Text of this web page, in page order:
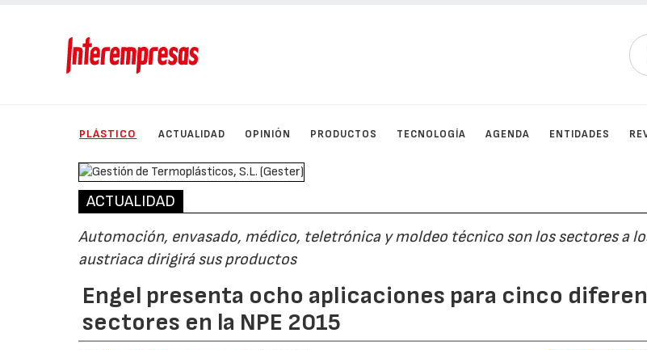
PLÁSTICO ACTUALIDAD OPINIÓN PRODUCTOS TECNOLOGÍA AGENDA ENTIDADES
ACTUALIDAD
Automoción, envasado, médico, teletrónica y moldeo técnico son los sectores a
austriaca dirigirá sus productos
Engel presenta ocho aplicaciones para cinco
sectores en la NPE 2015